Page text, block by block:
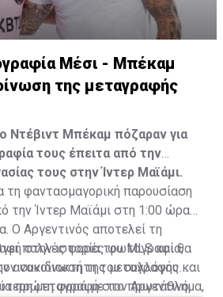
Μέσι - Μπέκαμ
της μεταγραφής
Ντέβιντ Μπέκαμ πόζαραν για
τους έπειτα από την
τους στην Ίντερ Μαϊάμι.
τη φαντασμαγορική παρουσίαση
την Ίντερ Μαϊάμι στη 1:00 ώρα
Ο Αργεντινός αποτελεί τη
στην ιστορία του MLS και θα
συνιδιοκτήτη του συλλόγου και
μεταγραφή στο πρωτάθλημα,
πολλές φορές φωτογραφία,
ανακοίνωση της μεταγραφής
πρώτη φορά με τον Αργεντινό